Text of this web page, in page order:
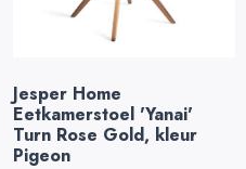
Jesper Home
Eetkamerstoel 'Yanai'
Turn Rose Gold, kleur
Pigeon